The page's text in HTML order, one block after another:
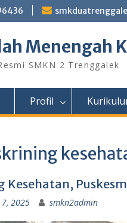
Menengah
SMKN 2 Trenggalek
Profil
Kesehatan,
2025 smkn2admin